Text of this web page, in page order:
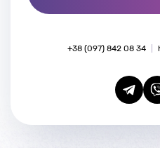
+38 (097) 842 08 34